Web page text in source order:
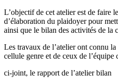
L’objectif de cet atelier est de faire
d’élaboration du plaidoyer pour
ainsi que le bilan des activités de la
Les travaux de l’atelier ont connu
cellule genre et de ceux de l’équipe
ci-joint, le rapport de l’atelier bilan